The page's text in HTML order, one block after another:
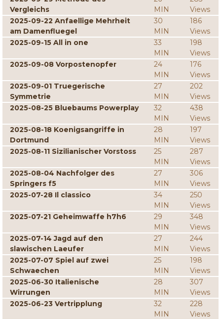
Vergleichs
MIN
Views
2025-09-22 Anfaellige Mehrheit
am Damenfluegel
30
MIN
186
Views
2025-09-15 All in one
33
MIN
198
Views
2025-09-08 Vorpostenopfer
24
MIN
176
Views
2025-09-01 Truegerische
Symmetrie
27
MIN
202
Views
2025-08-25 Bluebaums Powerplay
32
MIN
438
Views
2025-08-18 Koenigsangriffe in
Dortmund
28
MIN
197
Views
2025-08-11 Sizilianischer Vorstoss
25
MIN
287
Views
2025-08-04 Nachfolger des
Springers f5
27
MIN
306
Views
2025-07-28 Il classico
34
MIN
250
Views
2025-07-21 Geheimwaffe h7h6
29
MIN
348
Views
2025-07-14 Jagd auf den
slawischen Laeufer
27
MIN
244
Views
2025-07-07 Spiel auf zwei
Schwaechen
25
MIN
198
Views
2025-06-30 Italienische
Wirrungen
28
MIN
307
Views
2025-06-23 Vertripplung
32
MIN
228
Views